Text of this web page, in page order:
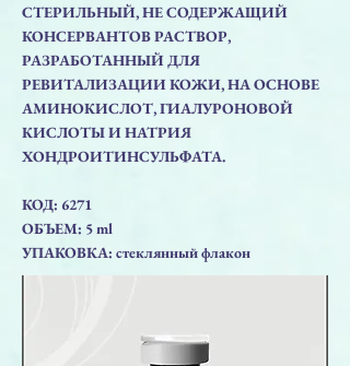
СТЕРИЛЬНЫЙ, НЕ СОДЕРЖАЩИЙ
КОНСЕРВАНТОВ РАСТВОР,
РАЗРАБОТАННЫЙ ДЛЯ
РЕВИТАЛИЗАЦИИ КОЖИ, НА ОСНОВЕ
АМИНОКИСЛОТ, ГИАЛУРОНОВОЙ
КИСЛОТЫ И НАТРИЯ
ХОНДРОИТИНСУЛЬФАТА.
КОД: 6271
ОБЪЕМ: 5 ml
УПАКОВКА: стеклянный флакон